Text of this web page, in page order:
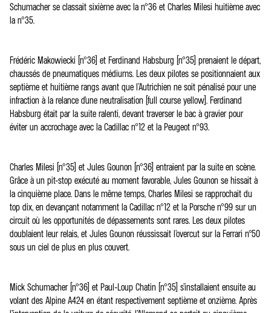
Schumacher se classait sixième avec la n°36 et Charles Milesi huitième avec
la n°35.
Frédéric Makowiecki (n°36) et Ferdinand Habsburg (n°35) prenaient le départ,
chaussés de pneumatiques médiums. Les deux pilotes se positionnaient aux
septième et huitième rangs avant que l’Autrichien ne soit pénalisé pour une
infraction à la relance d’une neutralisation (full course yellow). Ferdinand
Habsburg était par la suite ralenti, devant traverser le bac à gravier pour
éviter un accrochage avec la Cadillac n°12 et la Peugeot n°93.
Charles Milesi (n°35) et Jules Gounon (n°36) entraient par la suite en scène.
Grâce à un pit-stop exécuté au moment favorable, Jules Gounon se hissait à
la cinquième place. Dans le même temps, Charles Milesi se rapprochait du
top dix, en devançant notamment la Cadillac n°12 et la Porsche n°99 sur un
circuit où les opportunités de dépassements sont rares. Les deux pilotes
doublaient leur relais, et Jules Gounon réussissait l’overcut sur la Ferrari n°50
sous un ciel de plus en plus couvert.
Mick Schumacher (n°36) et Paul-Loup Chatin (n°35) s’installaient ensuite au
volant des Alpine A424 en étant respectivement septième et onzième. Après